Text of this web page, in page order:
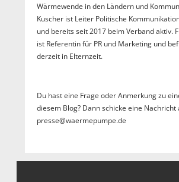
Wärmewende in den Ländern und
Kuscher ist Leiter Politische
und bereits seit 2017 beim Verband aktiv.
ist Referentin für PR und Marketing und
derzeit in Elternzeit.
Du hast eine Frage oder Anmerkung zu
diesem Blog? Dann schicke eine Nachricht
presse@waermepumpe.de